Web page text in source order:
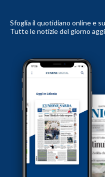
Sfoglia il quotidiano online e
Tutte le notizie del giorno